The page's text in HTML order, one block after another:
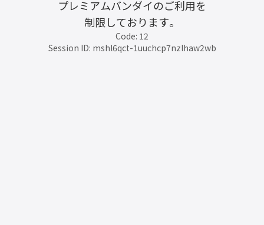
プレミアムバンダイのご利用を
制限しております。
Code: 12
Session ID: mshl6qct-1uuchcp7nzlhaw2wb